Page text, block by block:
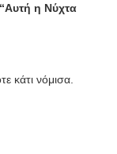
η Νύχτα
κάτι νόμισα.